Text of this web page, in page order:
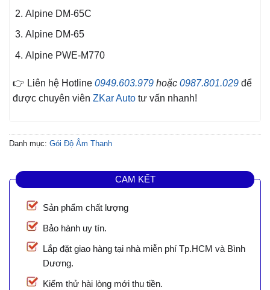
Alpine DM-65C
Alpine DM-65
Alpine PWE-M770
👉 Liên hệ Hotline 0949.603.979 hoặc 0987.801.029 để
được chuyên viên ZKar Auto tư vấn nhanh!
Danh mục: Gói Độ Âm Thanh
CAM KẾT
Sản phẩm chất lượng
Bảo hành uy tín.
Lắp đặt giao hàng tại nhà miễn phí Tp.HCM và Bình
Dương.
Kiểm thử hài lòng mới thu tiền.